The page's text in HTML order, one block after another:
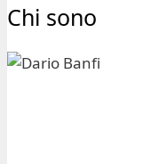
Chi sono